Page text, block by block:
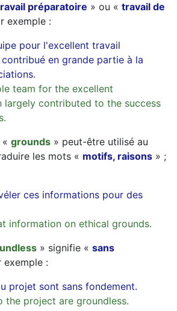
préparatoire » ou « travail de
exemple :
pour l'excellent travail
en grande partie à la
team for the excellent
largely contributed to the success
grounds » peut-être utilisé au
les mots « motifs, raisons » ;
ces informations pour des
information on ethical grounds.
» signifie « sans
exemple :
projet sont sans fondement.
the project are groundless.